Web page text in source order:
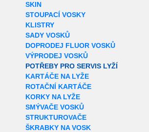
SKIN
STOUPACÍ VOSKY
KLISTRY
SADY VOSKŮ
DOPRODEJ FLUOR VOSKŮ
VÝPRODEJ VOSKŮ
POTŘEBY PRO SERVIS LYŽÍ
KARTÁČE NA LYŽE
ROTAČNÍ KARTÁČE
KORKY NA LYŽE
SMÝVAČE VOSKŮ
STRUKTUROVAČE
ŠKRABKY NA VOSK